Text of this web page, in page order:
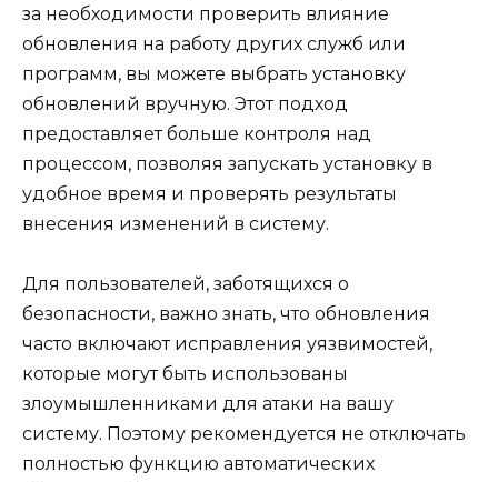
за необходимости проверить влияние
обновления на работу других служб или
программ, вы можете выбрать установку
обновлений вручную. Этот подход
предоставляет больше контроля над
процессом, позволяя запускать установку в
удобное время и проверять результаты
внесения изменений в систему.
Для пользователей, заботящихся о
безопасности, важно знать, что обновления
часто включают исправления уязвимостей,
которые могут быть использованы
злоумышленниками для атаки на вашу
систему. Поэтому рекомендуется не отключать
полностью функцию автоматических